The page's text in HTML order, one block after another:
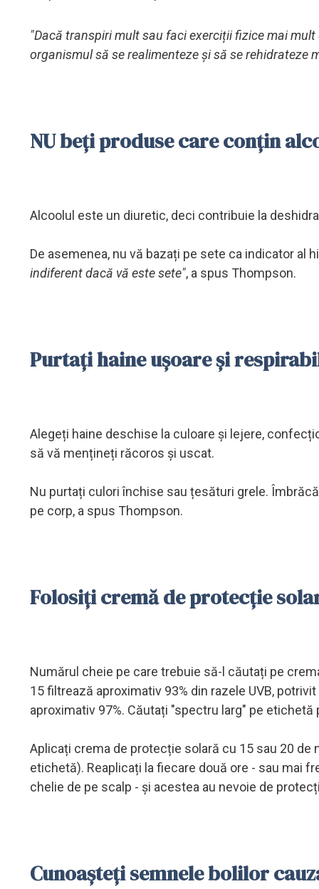
"Dacă transpiri mult sau faci exerciții fizice mai mult
organismul să se realimenteze și să se rehidrateze
NU beți produse care conțin
Alcoolul este un diuretic, deci contribuie la
De asemenea, nu vă bazați pe sete ca indicator al
indiferent dacă vă este sete", a spus Thompson.
Purtați haine ușoare și
Alegeți haine deschise la culoare și lejere,
să vă mențineți răcoros și uscat.
Nu purtați culori închise sau țesături grele.
pe corp, a spus Thompson.
Folosiți cremă de protecție
Numărul cheie pe care trebuie să-l căutați pe
15 filtrează aproximativ 93% din razele UVB,
aproximativ 97%. Căutați "spectru larg" pe
Aplicați crema de protecție solară cu 15 sau 20
etichetă). Reaplicați la fiecare două ore - sau mai
chelie de pe scalp - și acestea au nevoie de
Cunoașteți semnele bolilor